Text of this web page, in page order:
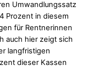
Umwandlungssatz
Prozent in diesem
für Rentnerinnen
auch hier zeigt sich
langfristigen
dieser Kassen